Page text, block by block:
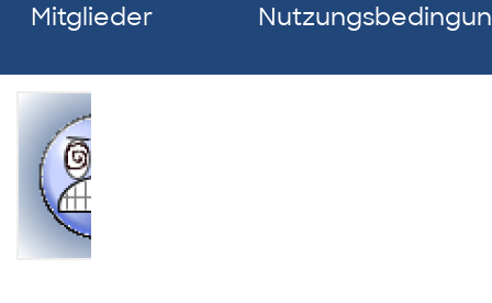
Mitglieder